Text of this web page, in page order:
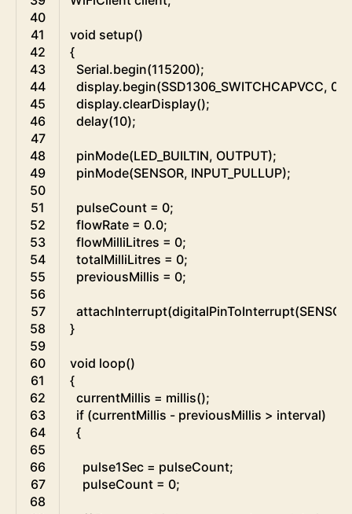
40
41
42
43
44
45
46
47
48
49
50
51
52
53
54
55
56
57
58
59
60
61
62
63
64
65
66
67
68
void setup()
{
Serial.begin(115200);
display.begin(SSD1306_SWITCHCAPVCC,
display.clearDisplay();
delay(10);
pinMode(LED_BUILTIN, OUTPUT);
pinMode(SENSOR, INPUT_PULLUP);
pulseCount = 0;
flowRate = 0.0;
flowMilliLitres = 0;
totalMilliLitres = 0;
previousMillis = 0;
attachInterrupt(digitalPinToInterrupt(SENSOR
}
void loop()
{
currentMillis = millis();
if (currentMillis - previousMillis > interval)
{
pulse1Sec = pulseCount;
pulseCount = 0;